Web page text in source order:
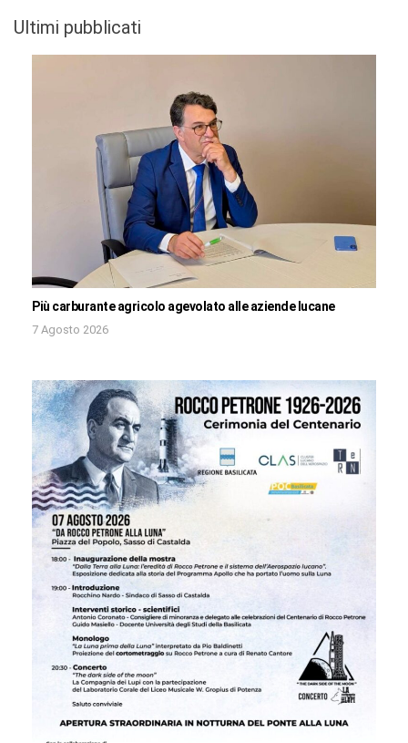
Ultimi pubblicati
Più carburante agricolo agevolato alle aziende lucane
7 Agosto 2026